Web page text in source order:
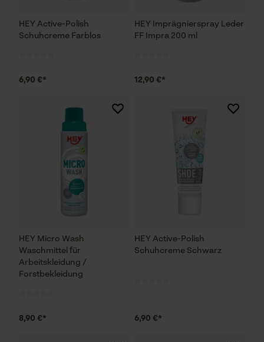
HEY Active-Polish
Schuhcreme Farblos
6,90 €*
HEY Imprägnierspray Leder
FF Impra 200 ml
12,90 €*
HEY Micro Wash
Waschmittel für
Arbeitskleidung /
Forstbekleidung
8,90 €*
HEY Active-Polish
Schuhcreme Schwarz
6,90 €*